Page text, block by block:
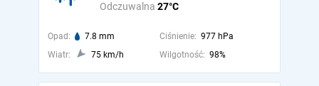
Odczuwalna 27°C
Opad: 7.8 mm Ciśnienie: 977 hPa
Wiatr:
75 km/h Wilgotność: 98%